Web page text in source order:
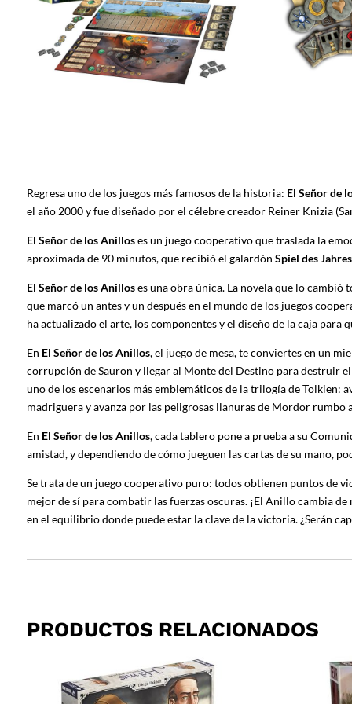
Regresa uno de los juegos más famosos de la historia: El Señor de
el año 2000 y fue diseñado por el célebre creador Reiner Knizia
El Señor de los Anilloses un juego cooperativo que traslada la
aproximada de 90 minutos, que recibió el galardón Spiel des Jahres
El Señor de los Anilloses una obra única. La novela que lo cambió
que marcó un antes y un después en el mundo de los juegos
ha actualizado el arte, los componentes y el diseño de la caja
En El Señor de los Anillos, el juego de mesa, te conviertes en un
corrupción de Sauron y llegar al Monte del Destino para destruir
uno de los escenarios más emblemáticos de la trilogía de Tolkien:
madriguera y avanza por las peligrosas llanuras de Mordor rumbo
En El Señor de los Anillos, cada tablero pone a prueba a su
amistad, y dependiendo de cómo jueguen las cartas de su mano,
Se trata de un juego cooperativo puro: todos obtienen puntos de
mejor de sí para combatir las fuerzas oscuras. ¡El Anillo cambia
en el equilibrio donde puede estar la clave de la victoria. ¿Serán
PRODUCTOS RELACIONADOS